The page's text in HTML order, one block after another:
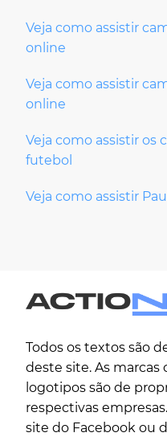
Veja como assistir
online
Veja como assistir
online
Veja como assistir os
futebol
Veja como assistir
Todos os textos são
deste site. As marcas
logotipos são de
respectivas
site do Facebook ou